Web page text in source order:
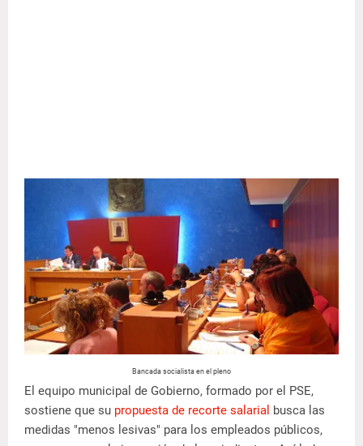
Bancada socialista en el pleno
El equipo municipal de Gobierno, formado por el PSE,
sostiene que su propuesta de recorte salarial busca las
medidas "menos lesivas" para los empleados públicos,